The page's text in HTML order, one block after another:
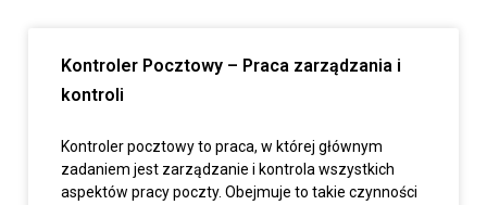
Kontroler Pocztowy – Praca zarządzania i
kontroli
Kontroler pocztowy to praca, w której głównym
zadaniem jest zarządzanie i kontrola wszystkich
aspektów pracy poczty. Obejmuje to takie czynności